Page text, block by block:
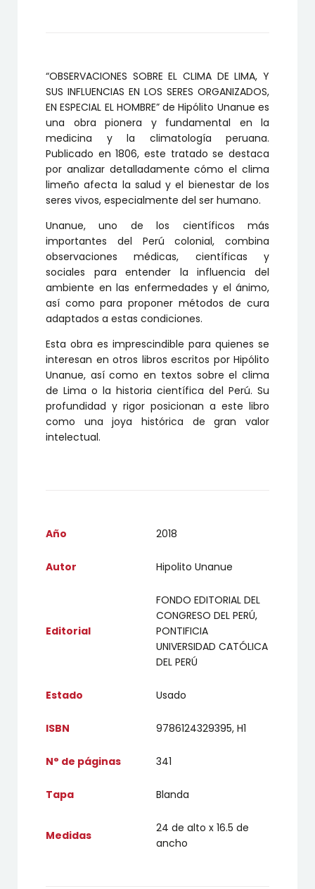
EN
LOS
SERES
ORGANIZADOS,
EN
ESPECIAL
EL
HOMBRE
cantidad
“OBSERVACIONES SOBRE EL CLIMA DE LIMA, Y
SUS INFLUENCIAS EN LOS SERES ORGANIZADOS,
EN ESPECIAL EL HOMBRE” de Hipólito Unanue es
una obra pionera y fundamental en la
medicina y la climatología peruana.
Publicado en 1806, este tratado se destaca
por analizar detalladamente cómo el clima
limeño afecta la salud y el bienestar de los
seres vivos, especialmente del ser humano.
Unanue, uno de los científicos más
importantes del Perú colonial, combina
observaciones médicas, científicas y
sociales para entender la influencia del
ambiente en las enfermedades y el ánimo,
así como para proponer métodos de cura
adaptados a estas condiciones.
Esta obra es imprescindible para quienes se
interesan en otros libros escritos por Hipólito
Unanue, así como en textos sobre el clima
de Lima o la historia científica del Perú. Su
profundidad y rigor posicionan a este libro
como una joya histórica de gran valor
intelectual.
Año 2018
Autor Hipolito Unanue
Editorial
FONDO EDITORIAL DEL
CONGRESO DEL PERÚ,
PONTIFICIA
UNIVERSIDAD CATÓLICA
DEL PERÚ
Estado Usado
ISBN 9786124329395, H1
N° de páginas 341
Tapa Blanda
Medidas
24 de alto x 16.5 de
ancho